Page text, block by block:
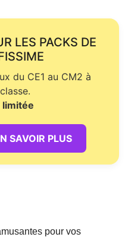
LES PACKS DE
du CE1 au CM2 à
limitée
SAVOIR PLUS
pour vos